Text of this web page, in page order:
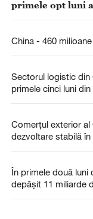
primele opt luni
China - 460
Sectorul logistic din
primele cinci luni din
Comerţul exterior al
dezvoltare stabilă în
În primele două
depășit 11 miliarde